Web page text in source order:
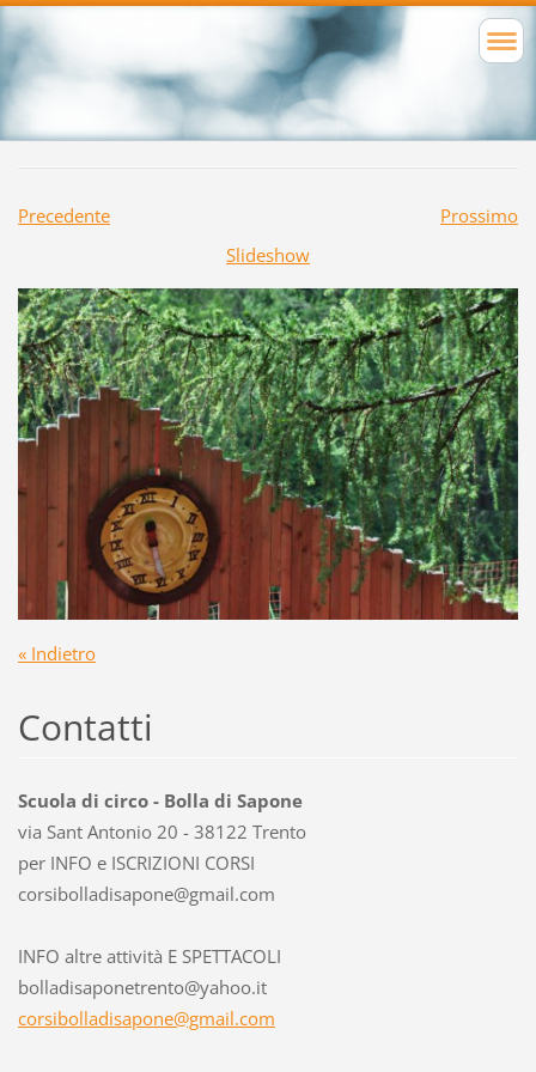
Precedente
Prossimo
Slideshow
« Indietro
Contatti
Scuola di circo - Bolla di Sapone
via Sant Antonio 20 - 38122 Trento
per INFO e ISCRIZIONI CORSI
corsibolladisapone@gmail.com
INFO altre attività E SPETTACOLI
bolladisaponetrento@yahoo.it
corsibolladisapone@gmail.com